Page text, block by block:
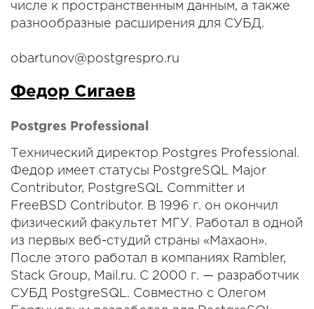
числе к пространственным данным, а также
разнообразные расширения для СУБД.
obartunov@postgrespro.ru
Федор Сигаев
Postgres Professional
Технический директор Postgres Professional.
Федор имеет статусы PostgreSQL Major
Contributor, PostgreSQL Committer и
FreeBSD Contributor. В 1996 г. он окончил
физический факультет МГУ. Работал в одной
из первых веб-студий страны «Махаон».
После этого работал в компаниях Rambler,
Stack Group, Mail.ru. С 2000 г. — разработчик
СУБД PostgreSQL. Совместно с Олегом